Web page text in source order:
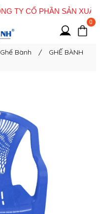
0
Ghế Bành /
GHẾ BÀNH